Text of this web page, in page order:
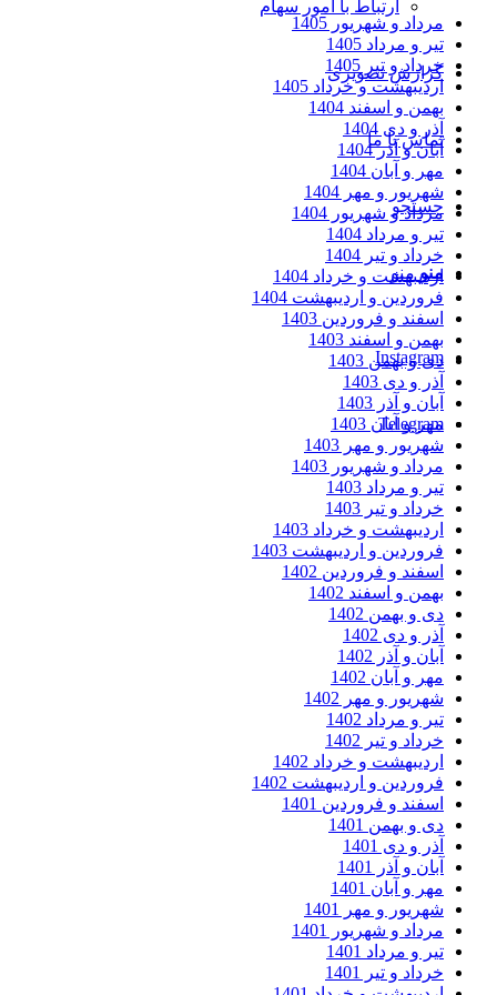
ارتباط با امور سهام
گزارش تصویری
تماس با ما
جستجو
منو منو
Instagram
Telegram
مرداد و شهریور 1405
تیر و مرداد 1405
خرداد و تیر 1405
اردیبهشت و خرداد 1405
بهمن و اسفند 1404
آذر و دی 1404
آبان و آذر 1404
مهر و آبان 1404
شهریور و مهر 1404
مرداد و شهریور 1404
تیر و مرداد 1404
خرداد و تیر 1404
اردیبهشت و خرداد 1404
فروردین و اردیبهشت 1404
اسفند و فروردین 1403
بهمن و اسفند 1403
دی و بهمن 1403
آذر و دی 1403
آبان و آذر 1403
مهر و آبان 1403
شهریور و مهر 1403
مرداد و شهریور 1403
تیر و مرداد 1403
خرداد و تیر 1403
اردیبهشت و خرداد 1403
فروردین و اردیبهشت 1403
اسفند و فروردین 1402
بهمن و اسفند 1402
دی و بهمن 1402
آذر و دی 1402
آبان و آذر 1402
مهر و آبان 1402
شهریور و مهر 1402
تیر و مرداد 1402
خرداد و تیر 1402
اردیبهشت و خرداد 1402
فروردین و اردیبهشت 1402
اسفند و فروردین 1401
دی و بهمن 1401
آذر و دی 1401
آبان و آذر 1401
مهر و آبان 1401
شهریور و مهر 1401
مرداد و شهریور 1401
تیر و مرداد 1401
خرداد و تیر 1401